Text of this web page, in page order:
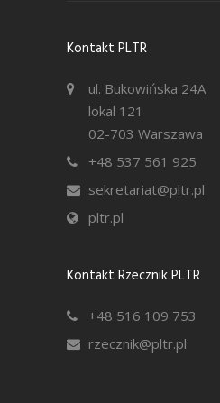
Kontakt PLTR
ul. Bukowińska 24A
lokal 121
02-703 Warszawa
+48 537 561 925
sekretariat@pltr.pl
pltr.pl
Kontakt Rzecznik PLTR
+48 516 109 753
rzecznik@pltr.pl